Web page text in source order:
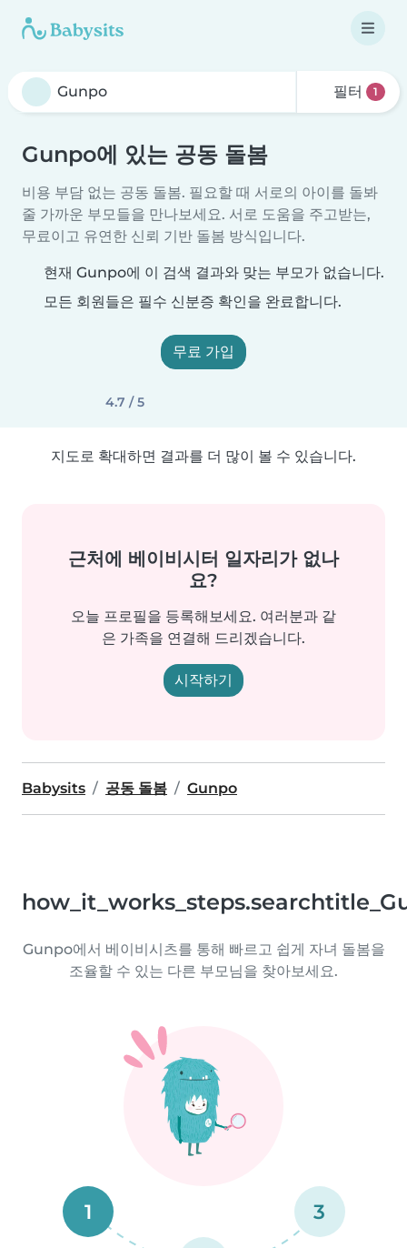
필터 1
Gunpo에 있는 공동 돌봄
비용 부담 없는 공동 돌봄. 필요할 때 서로의 아이를 돌봐
줄 가까운 부모들을 만나보세요. 서로 도움을 주고받는,
무료이고 유연한 신뢰 기반 돌봄 방식입니다.
현재 Gunpo에 이 검색 결과와 맞는 부모가 없습니다.
모든 회원들은 필수 신분증 확인을 완료합니다.
무료 가입
4.7 / 5
지도로 확대하면 결과를 더 많이 볼 수 있습니다.
근처에 베이비시터 일자리가 없나
요?
오늘 프로필을 등록해보세요. 여러분과 같
은 가족을 연결해 드리겠습니다.
시작하기
Babysits 공동 돌봄 Gunpo
Gunpo에서 베이비시츠를 통해 빠르고 쉽게 자녀 돌봄을
조율할 수 있는 다른 부모님을 찾아보세요.
1 3